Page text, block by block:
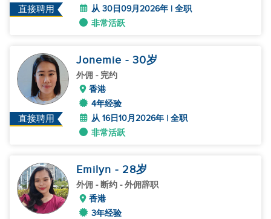
直接聘用
从 30日09月2026年 | 全职
非常活跃
直接聘用
Jonemie - 30岁
外佣 - 完约
香港
4年经验
从 16日10月2026年 | 全职
非常活跃
Emilyn - 28岁
外佣 - 断约 - 外佣辞职
香港
3年经验